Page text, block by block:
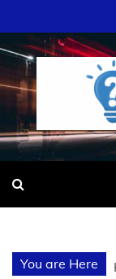
to
content
SITO
You are Here